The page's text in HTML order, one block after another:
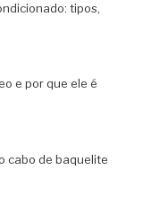
tipos,
e por que ele é
cabo de baquelite